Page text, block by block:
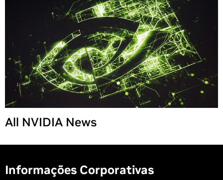
All NVIDIA News
Informações Corporativas